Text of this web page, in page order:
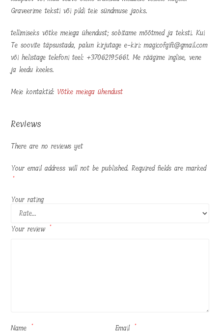
Graveerime teksti või pildi teie sündmuse jaoks.
tellimiseks võtke meiega ühendust; sobitame mõõtmed ja teksti. Kui
Te soovite täpsustada, palun kirjutage e-kiri: magicofgift@gmail.com
või helistage telefoni teel: +37062195661. Me räägime inglise, vene
ja leedu keeles.
Meie kontaktid: Võtke meiega ühendust
Reviews
There are no reviews yet
Your email address will not be published. Required fields are marked
*
Your rating
Your review *
Name * Email *